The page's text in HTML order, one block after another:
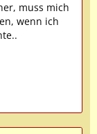
muss mich
wenn ich